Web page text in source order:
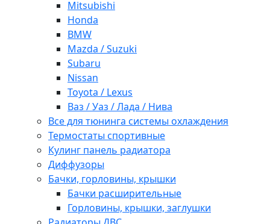
Mitsubishi
Honda
BMW
Mazda / Suzuki
Subaru
Nissan
Toyota / Lexus
Ваз / Уаз / Лада / Нива
Все для тюнинга системы охлаждения
Термостаты спортивные
Кулинг панель радиатора
Диффузоры
Бачки, горловины, крышки
Бачки расширительные
Горловины, крышки, заглушки